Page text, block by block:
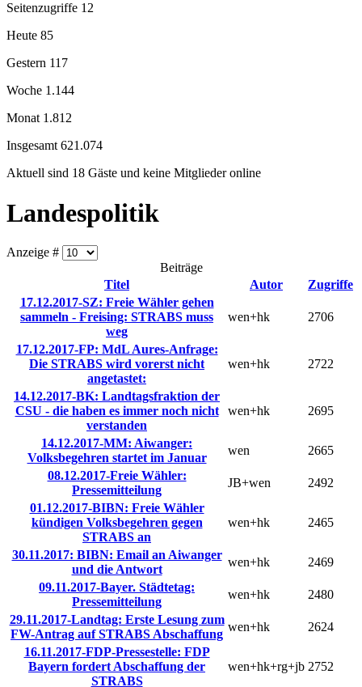
Seitenzugriffe 12
Heute 85
Gestern 117
Woche 1.144
Monat 1.812
Insgesamt 621.074
Aktuell sind 18 Gäste und keine Mitglieder online
Landespolitik
Anzeige #
Beiträge
Titel
Autor
Zugriffe
17.12.2017-SZ: Freie Wähler gehen
sammeln - Freising: STRABS muss
weg
wen+hk 2706
17.12.2017-FP: MdL Aures-Anfrage:
Die STRABS wird vorerst nicht
angetastet:
wen+hk 2722
14.12.2017-BK: Landtagsfraktion der
CSU - die haben es immer noch nicht
verstanden
wen+hk 2695
14.12.2017-MM: Aiwanger:
Volksbegehren startet im Januar
wen
2665
08.12.2017-Freie Wähler:
Pressemitteilung
JB+wen
2492
01.12.2017-BIBN: Freie Wähler
kündigen Volksbegehren gegen
STRABS an
wen+hk 2465
30.11.2017: BIBN: Email an Aiwanger
und die Antwort
wen+hk
2469
09.11.2017-Bayer. Städtetag:
Pressemitteilung
wen+hk
2480
29.11.2017-Landtag: Erste Lesung zum
FW-Antrag auf STRABS Abschaffung
wen+hk
2624
16.11.2017-FDP-Pressestelle: FDP
Bayern fordert Abschaffung der
STRABS
wen+hk+rg+jb 2752